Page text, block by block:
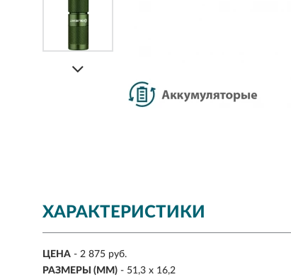
ХАРАКТЕРИСТИКИ
ЦЕНА - 2 875 руб.
РАЗМЕРЫ (ММ) - 51,3 х 16,2